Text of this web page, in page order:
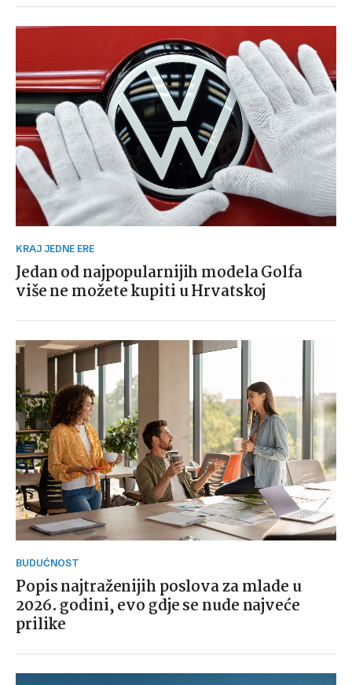
KRAJ JEDNE ERE
Jedan od najpopularnijih modela Golfa
više ne možete kupiti u Hrvatskoj
BUDUĆNOST
Popis najtraženijih poslova za mlade u
2026. godini, evo gdje se nude najveće
prilike